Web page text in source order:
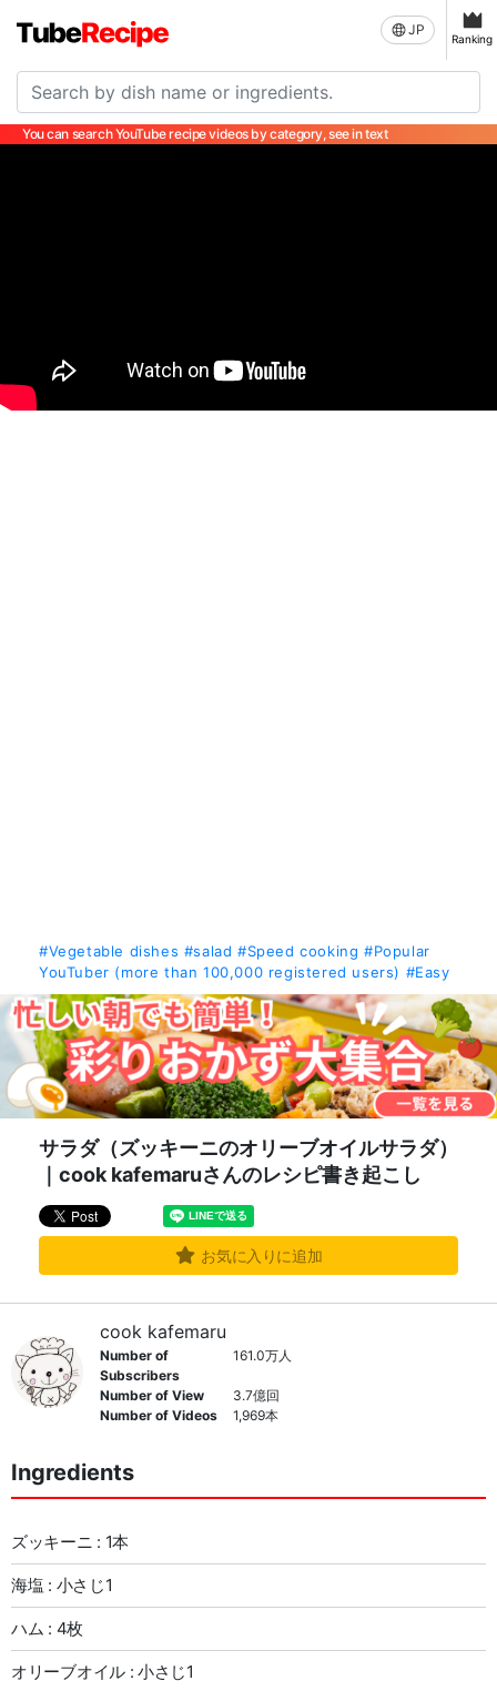
JP
Ranking
You can search YouTube recipe videos by category, see in text
#Vegetable dishes #salad #Speed cooking #Popular
YouTuber (more than 100,000 registered users) #Easy
サラダ（ズッキーニのオリーブオイルサラダ）
｜cook kafemaruさんのレシピ書き起こし
お気に入りに追加
cook kafemaru
Number of
Subscribers
161.0万人
Number of View
3.7億回
Number of Videos
1,969本
Ingredients
ズッキーニ : 1本
海塩 : 小さじ1
ハム : 4枚
オリーブオイル : 小さじ1